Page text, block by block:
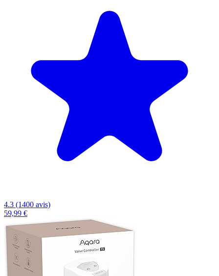
4.3 (1400 avis)
59,99 €